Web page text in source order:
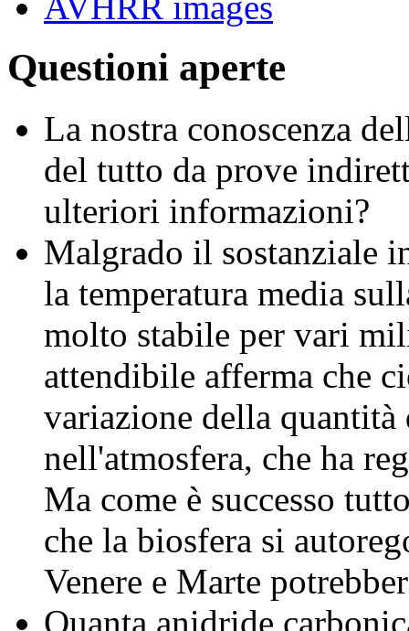
Questioni aperte
La nostra conoscenza
del tutto da prove
ulteriori informazioni?
Malgrado il sostanziale
la temperatura media
molto stabile per vari
attendibile afferma che
variazione della
nell'atmosfera, che ha
Ma come è successo
che la biosfera si
Venere e Marte
Quanta anidride